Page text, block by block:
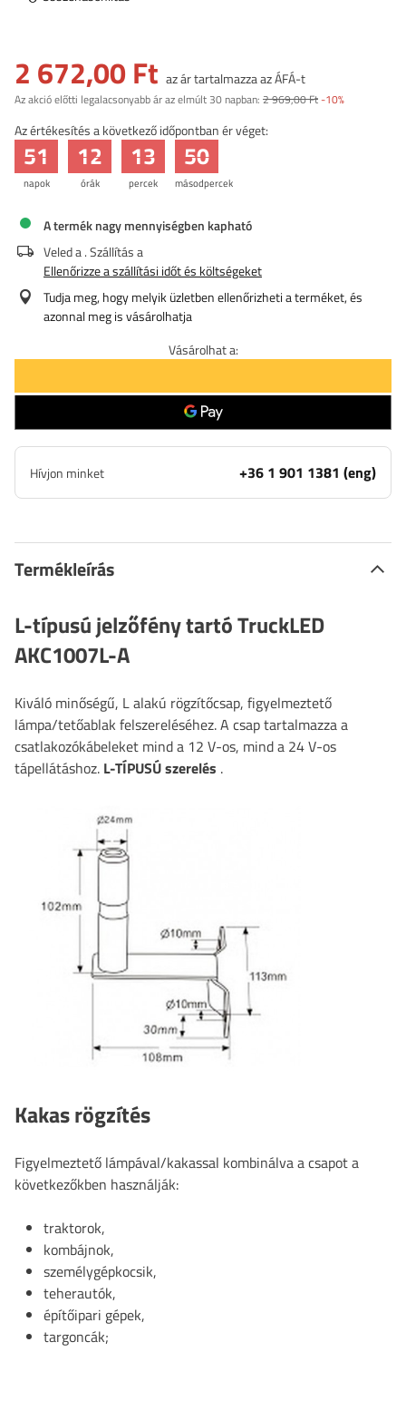
2 672,00 Ft az ár tartalmazza az ÁFÁ-t
Az akció előtti legalacsonyabb ár az elmúlt 30 napban: 2 969,00 Ft-10%
Az értékesítés a következő időpontban ér véget:
napok
51
órák
12
percek
13
másodpercek
50
A termék nagy mennyiségben kapható
Veled a. Szállítás a
Ellenőrizze a szállítási időt és költségeket
Tudja meg, hogy melyik üzletben ellenőrizheti a terméket, és
azonnal meg is vásárolhatja
Vásárolhat a:
Hívjon minket +36 1 901 1381 (eng)
Termékleírás
L-típusú jelzőfény tartó TruckLED
AKC1007L-A
Kiváló minőségű, L alakú rögzítőcsap, figyelmeztető
lámpa/tetőablak felszereléséhez. A csap tartalmazza a
csatlakozókábeleket mind a 12 V-os, mind a 24 V-os
tápellátáshoz. L-TÍPUSÚ szerelés .
Kakas rögzítés
Figyelmeztető lámpával/kakassal kombinálva a csapot a
következőkben használják:
traktorok,
kombájnok,
személygépkocsik,
teherautók,
építőipari gépek,
targoncák;